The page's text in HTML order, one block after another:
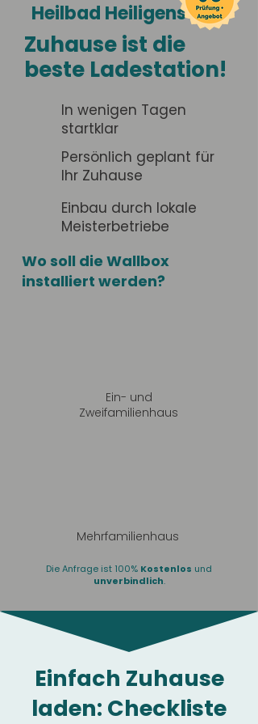
Heilbad Heiligenstadt
Zuhause ist die
beste Ladestation!
In wenigen Tagen
startklar
Persönlich geplant für
Ihr Zuhause
Einbau durch lokale
Meisterbetriebe
Wo soll die Wallbox
installiert werden?
Ein- und
Zweifamilienhaus
Mehrfamilienhaus
Die Anfrage ist 100% Kostenlos und
unverbindlich.
Einfach Zuhause
laden: Checkliste